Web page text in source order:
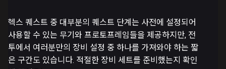
헥스 퀘스트 중 대부분의 퀘스트 단계는 사전에 설정되어
사용할 수 있는 무기와 프로토프레임들을 제공하지만, 전
투에서 여러분만의 장비 설정 중 하나를 가져와야 하는 짧
은 구간도 있습니다. 적절한 장비 세트를 준비했는지 확인